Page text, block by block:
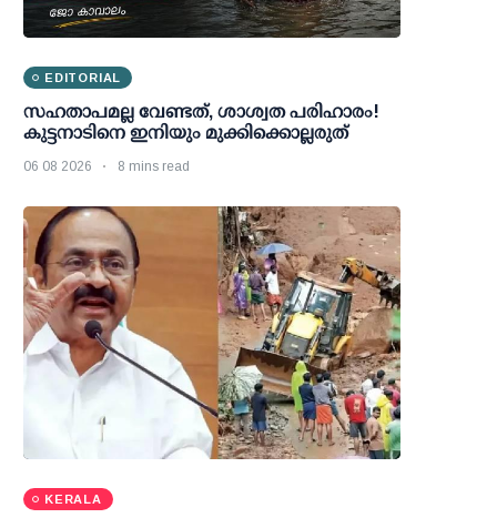
EDITORIAL
സഹതാപമല്ല വേണ്ടത്, ശാശ്വത പരിഹാരം!
കുട്ടനാടിനെ ഇനിയും മുക്കിക്കൊല്ലരുത്
06 08 2026 8 mins read
KERALA